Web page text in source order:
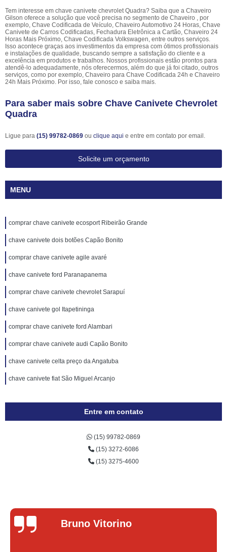
Tem interesse em chave canivete chevrolet Quadra? Saiba que a Chaveiro
Gilson oferece a solução que você precisa no segmento de Chaveiro , por
exemplo, Chave Codificada de Veículo, Chaveiro Automotivo 24 Horas, Chave
Canivete de Carros Codificadas, Fechadura Eletrônica a Cartão, Chaveiro 24
Horas Mais Próximo, Chave Codificada Volkswagen, entre outros serviços.
Isso acontece graças aos investimentos da empresa com ótimos profissionais
e instalações de qualidade, buscando sempre a satisfação do cliente e a
excelência em produtos e trabalhos. Nossos profissionais estão prontos para
atendê-lo adequadamente, nós oferecermos, além do que já foi citado, outros
serviços, como por exemplo, Chaveiro para Chave Codificada 24h e Chaveiro
24h Mais Próximo. Por isso, fale conosco e saiba mais.
Para saber mais sobre Chave Canivete Chevrolet
Quadra
Ligue para (15) 99782-0869 ou clique aqui e entre em contato por email.
Solicite um orçamento
MENU
comprar chave canivete ecosport Ribeirão Grande
chave canivete dois botões Capão Bonito
comprar chave canivete agile avaré
chave canivete ford Paranapanema
comprar chave canivete chevrolet Sarapuí
chave canivete gol Itapetininga
comprar chave canivete ford Alambari
comprar chave canivete audi Capão Bonito
chave canivete celta preço da Angatuba
chave canivete fiat São Miguel Arcanjo
Entre em contato
(15) 99782-0869
(15) 3272-6086
(15) 3275-4600
Bruno Vitorino